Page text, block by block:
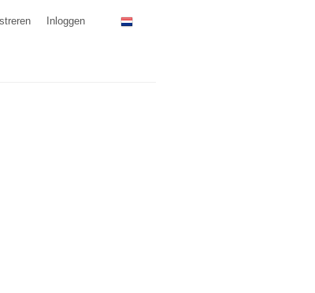
Inloggen